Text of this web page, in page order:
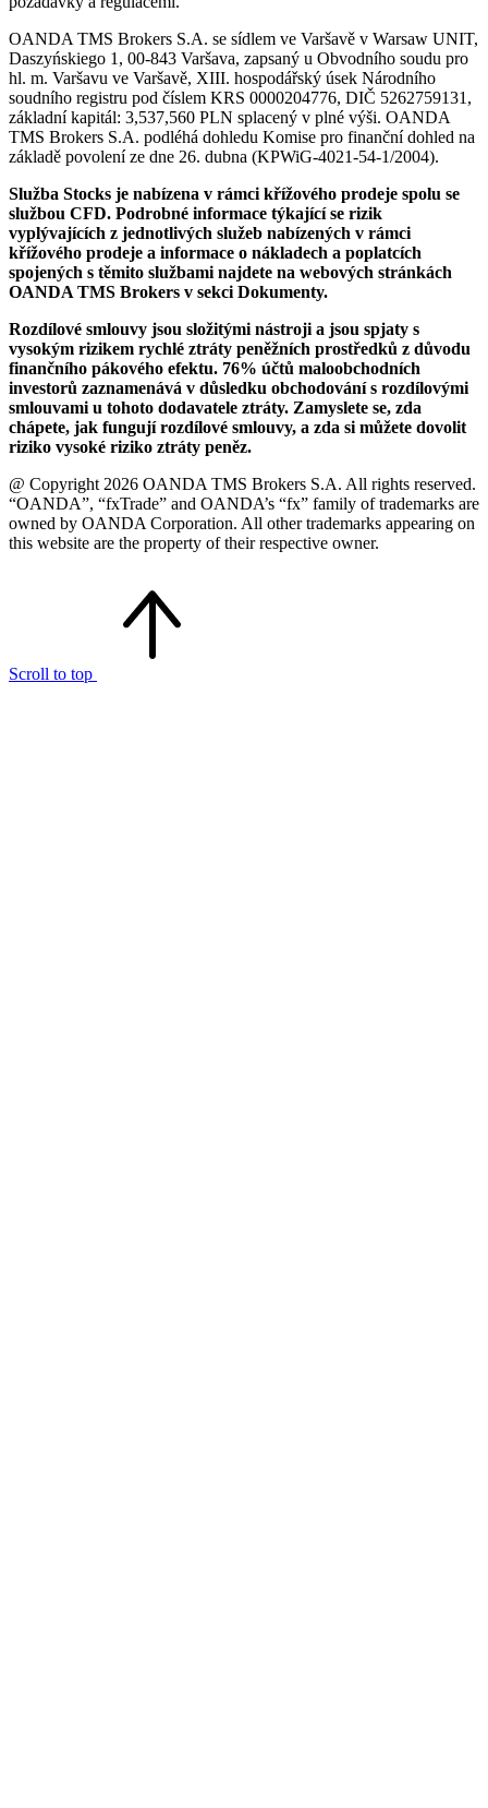
OANDA TMS Brokers S.A. se sídlem ve Varšavě v Warsaw UNIT,
Daszyńskiego 1, 00-843 Varšava, zapsaný u Obvodního soudu pro
hl. m. Varšavu ve Varšavě, XIII. hospodářský úsek Národního
soudního registru pod číslem KRS 0000204776, DIČ 5262759131,
základní kapitál: 3,537,560 PLN splacený v plné výši. OANDA
TMS Brokers S.A. podléhá dohledu Komise pro finanční dohled na
základě povolení ze dne 26. dubna (KPWiG-4021-54-1/2004).
Služba Stocks je nabízena v rámci křížového prodeje spolu se
službou CFD. Podrobné informace týkající se rizik
vyplývajících z jednotlivých služeb nabízených v rámci
křížového prodeje a informace o nákladech a poplatcích
spojených s těmito službami najdete na webových stránkách
OANDA TMS Brokers v sekci Dokumenty.
Rozdílové smlouvy jsou složitými nástroji a jsou spjaty s
vysokým rizikem rychlé ztráty peněžních prostředků z důvodu
finančního pákového efektu. 76% účtů maloobchodních
investorů zaznamenává v důsledku obchodování s rozdílovými
smlouvami u tohoto dodavatele ztráty. Zamyslete se, zda
chápete, jak fungují rozdílové smlouvy, a zda si můžete dovolit
riziko vysoké riziko ztráty peněz.
@ Copyright 2026 OANDA TMS Brokers S.A. All rights reserved.
“OANDA”, “fxTrade” and OANDA’s “fx” family of trademarks are
owned by OANDA Corporation. All other trademarks appearing on
this website are the property of their respective owner.
Scroll to top